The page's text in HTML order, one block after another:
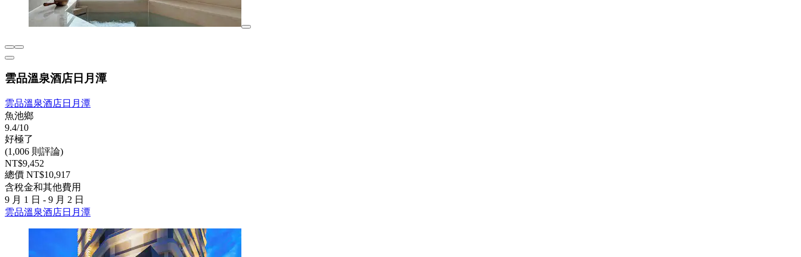
雲品溫泉酒店日月潭
雲品溫泉酒店日月潭
魚池鄉
9.4/10
好極了
(1,006 則評論)
NT$9,452
總價 NT$10,917
含稅金和其他費用
9 月 1 日 - 9 月 2 日
雲品溫泉酒店日月潭